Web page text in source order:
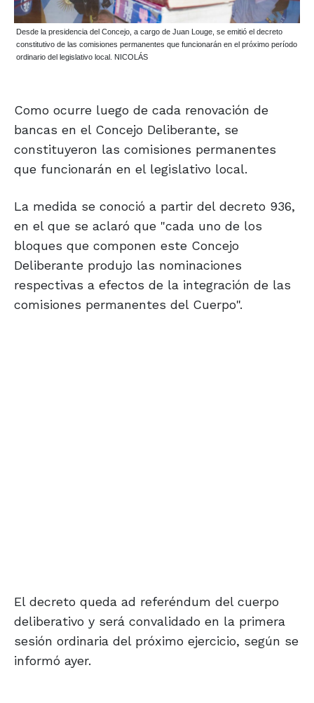
Desde la presidencia del Concejo, a cargo de Juan Louge, se emitió el decreto
constitutivo de las comisiones permanentes que funcionarán en el próximo período
ordinario del legislativo local. NICOLÁS
Como ocurre luego de cada renovación de
bancas en el Concejo Deliberante, se
constituyeron las comisiones permanentes
que funcionarán en el legislativo local.
La medida se conoció a partir del decreto 936,
en el que se aclaró que "cada uno de los
bloques que componen este Concejo
Deliberante produjo las nominaciones
respectivas a efectos de la integración de las
comisiones permanentes del Cuerpo".
El decreto queda ad referéndum del cuerpo
deliberativo y será convalidado en la primera
sesión ordinaria del próximo ejercicio, según se
informó ayer.